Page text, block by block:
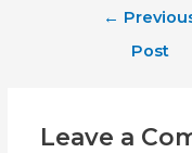
←
Post
Leave a